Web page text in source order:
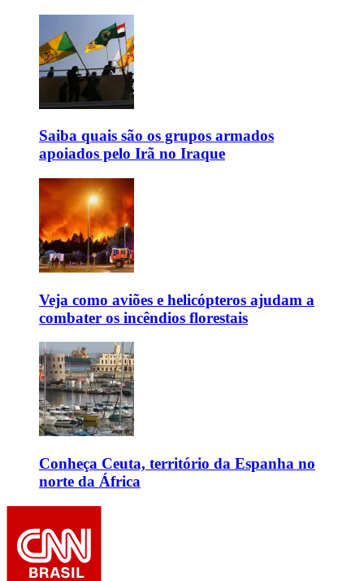
Saiba quais são os grupos armados
apoiados pelo Irã no Iraque
Veja como aviões e helicópteros ajudam a
combater os incêndios florestais
Conheça Ceuta, território da Espanha no
norte da África